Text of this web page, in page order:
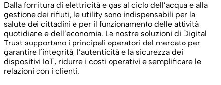
Dalla fornitura di elettricità e gas al ciclo dell’acqua e alla
gestione dei rifiuti, le utility sono indispensabili per la
salute dei cittadini e per il funzionamento delle attività
quotidiane e dell’economia. Le nostre soluzioni di Digital
Trust supportano i principali operatori del mercato per
garantire l’integrità, l’autenticità e la sicurezza dei
dispositivi IoT, ridurre i costi operativi e semplificare le
relazioni con i clienti.